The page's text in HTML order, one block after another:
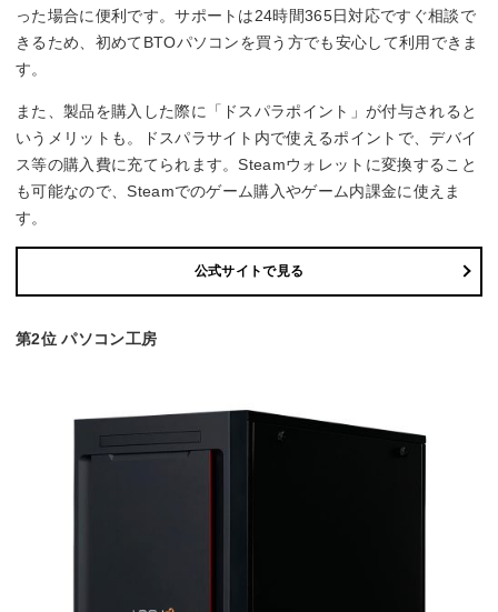
った場合に便利です。サポートは24時間365日対応ですぐ相談で
きるため、初めてBTOパソコンを買う方でも安心して利用できま
す。
また、製品を購入した際に「ドスパラポイント」が付与されると
いうメリットも。ドスパラサイト内で使えるポイントで、デバイ
ス等の購入費に充てられます。Steamウォレットに変換すること
も可能なので、Steamでのゲーム購入やゲーム内課金に使えま
す。
公式サイトで見る
第2位 パソコン工房